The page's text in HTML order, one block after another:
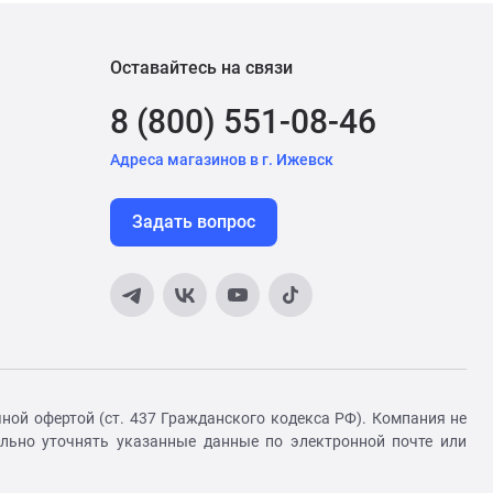
Оставайтесь на связи
8 (800) 551-08-46
Адреса магазинов в г. Ижевск
Задать вопрос
офертой (ст. 437 Гражданского кодекса РФ). Компания не
уточнять указанные данные по электронной почте или